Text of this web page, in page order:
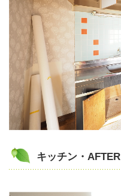
キッチン・AFTER